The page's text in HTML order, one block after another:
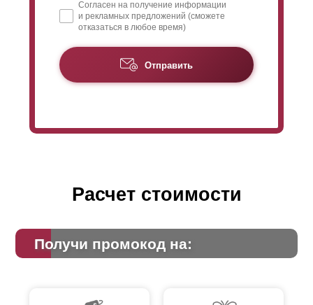
Согласен на получение информации
и рекламных предложений (сможете
отказаться в любое время)
Отправить
Расчет стоимости
Получи промокод на: